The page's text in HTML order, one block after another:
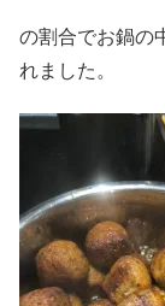
の割合でお鍋の
れました。